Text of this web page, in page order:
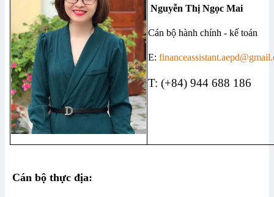
Nguyễn Thị Ngọc Mai
Cán bộ hành chính - kế toán
E:
T: (+84) 944 688 186
Cán bộ thực địa: